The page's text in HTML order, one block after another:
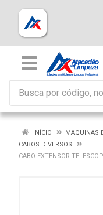
INÍCIO
MAQUINAS
CABOS DIVERSOS
CABO EXTENSOR